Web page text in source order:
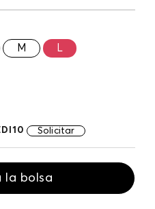
M L
Solicitar
la bolsa